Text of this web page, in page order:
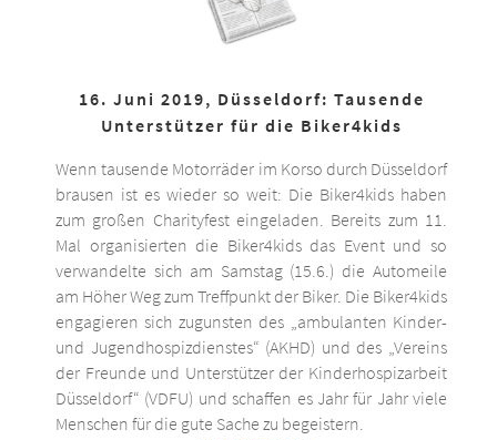
16. Juni 2019, Düsseldorf: Tausende
Unterstützer für die Biker4kids
Wenn tausende Motorräder im Korso durch Düsseldorf
brausen ist es wieder so weit: Die Biker4kids haben
zum großen Charityfest eingeladen. Bereits zum 11.
Mal organisierten die Biker4kids das Event und so
verwandelte sich am Samstag (15.6.) die Automeile
am Höher Weg zum Treffpunkt der Biker. Die Biker4kids
engagieren sich zugunsten des „ambulanten Kinder-
und Jugendhospizdienstes“ (AKHD) und des „Vereins
der Freunde und Unterstützer der Kinderhospizarbeit
Düsseldorf“ (VDFU) und schaffen es Jahr für Jahr viele
Menschen für die gute Sache zu begeistern.